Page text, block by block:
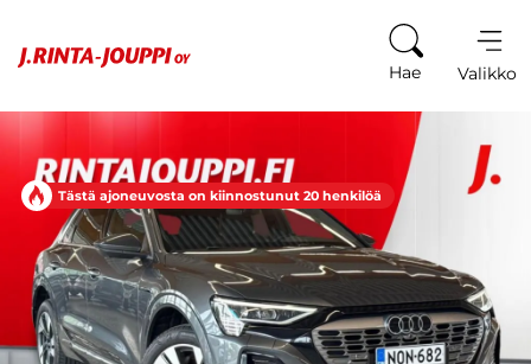
Hae Valikko
Tästä ajoneuvosta on kiinnostunut 20 henkilöä